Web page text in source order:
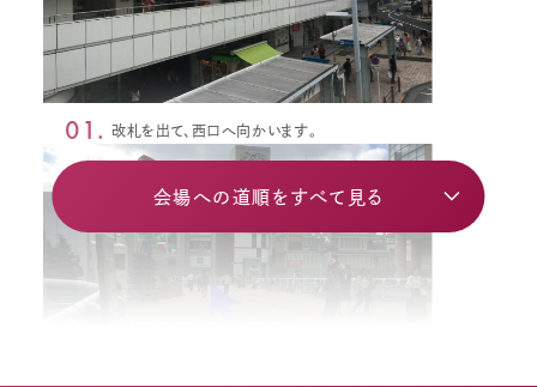
01. 改札を出て、西口へ向かいます。
会場への道順をすべて見る